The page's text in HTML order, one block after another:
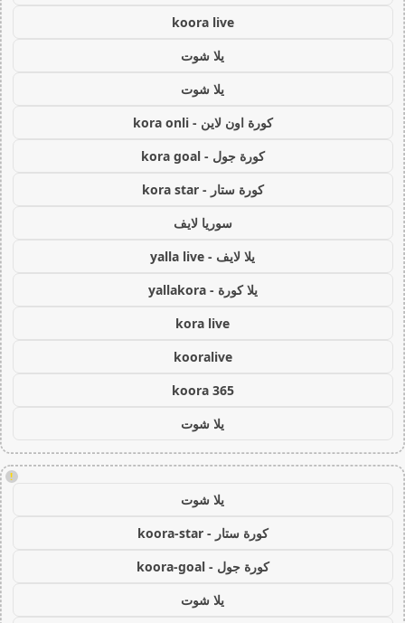
koora live
يلا شوت
يلا شوت
كورة اون لاين - kora onli
كورة جول - kora goal
كورة ستار - kora star
سوريا لايف
يلا لايف - yalla live
يلا كورة - yallakora
kora live
kooralive
koora 365
يلا شوت
!
يلا شوت
كورة ستار - koora-star
كورة جول - koora-goal
يلا شوت